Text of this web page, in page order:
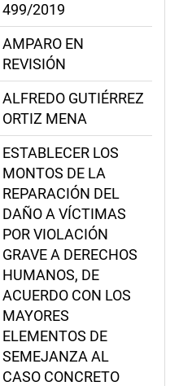
499/2019
AMPARO EN
REVISIÓN
ALFREDO GUTIÉRREZ
ORTIZ MENA
ESTABLECER LOS
MONTOS DE LA
REPARACIÓN DEL
DAÑO A VÍCTIMAS
POR VIOLACIÓN
GRAVE A DERECHOS
HUMANOS, DE
ACUERDO CON LOS
MAYORES
ELEMENTOS DE
SEMEJANZA AL
CASO CONCRETO